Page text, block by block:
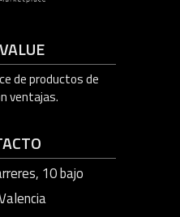
de productos de
ventajas.
10 bajo